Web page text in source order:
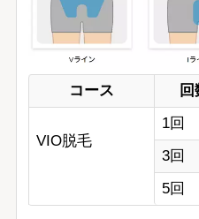
コース 回
VIO脱毛
1回
3回
5回